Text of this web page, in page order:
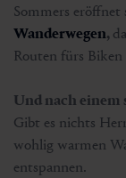
Sommers
Wanderwegen,
Routen fürs
Und nach einem
Gibt es nichts
wohlig warmen
entspannen.